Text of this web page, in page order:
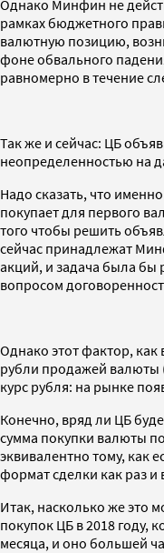
Однако Минфин не
рамках бюджетного
валютную позицию,
фоне обвального
равномерно в течение
Так же и сейчас: ЦБ
неопределенностью на
Надо сказать, что
покупает для первого
того чтобы решить
сейчас принадлежат
акций, и задача была бы
вопросом
Однако этот фактор,
рубли продажей валюты
курс рубля: на рынке
Конечно, вряд ли ЦБ
сумма покупки валюты
эквивалентно тому, как
формат сделки как раз
Итак, насколько же это
покупок ЦБ в 2018 году,
месяца, и оно большей